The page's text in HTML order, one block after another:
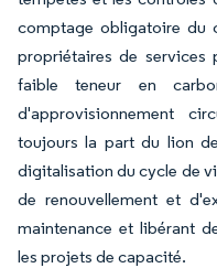
comptage obligatoire du
propriétaires de services
faible teneur en
d'approvisionnement
toujours la part du lion
digitalisation du cycle de
de renouvellement et
maintenance et libérant
les projets de capacité.